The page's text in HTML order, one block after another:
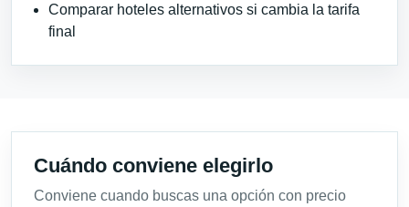
Comparar hoteles alternativos si cambia la tarifa
final
Cuándo conviene elegirlo
Conviene cuando buscas una opción con precio